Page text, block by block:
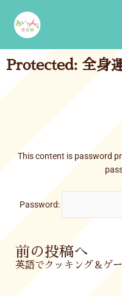
content
Protected: 全身
This content is password
Password:
Prev
前の投稿へ